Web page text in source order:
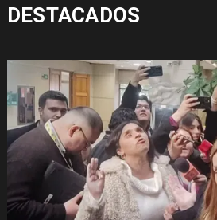
DESTACADOS